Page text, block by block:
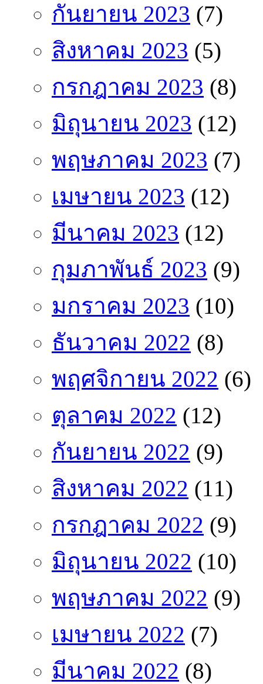
กันยายน 2023 (7)
สิงหาคม 2023 (5)
กรกฎาคม 2023 (8)
มิถุนายน 2023 (12)
พฤษภาคม 2023 (7)
เมษายน 2023 (12)
มีนาคม 2023 (12)
กุมภาพันธ์ 2023 (9)
มกราคม 2023 (10)
ธันวาคม 2022 (8)
พฤศจิกายน 2022 (6)
ตุลาคม 2022 (12)
กันยายน 2022 (9)
สิงหาคม 2022 (11)
กรกฎาคม 2022 (9)
มิถุนายน 2022 (10)
พฤษภาคม 2022 (9)
เมษายน 2022 (7)
มีนาคม 2022 (8)